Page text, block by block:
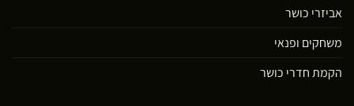
אביזרי כושר
משחקים ופנאי
הקמת חדרי כושר